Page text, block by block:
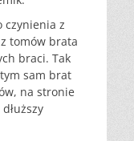
czynienia z
tomów brata
braci. Tak
sam brat
na stronie